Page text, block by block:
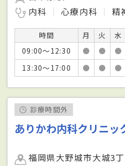
内科
心療内科 精
時間 月 火 水
09:00～12:30
● ● ●
13:30～17:00
● ● ●
診療時間外
ありかわ内科クリニッ
福岡県大野城市大城3